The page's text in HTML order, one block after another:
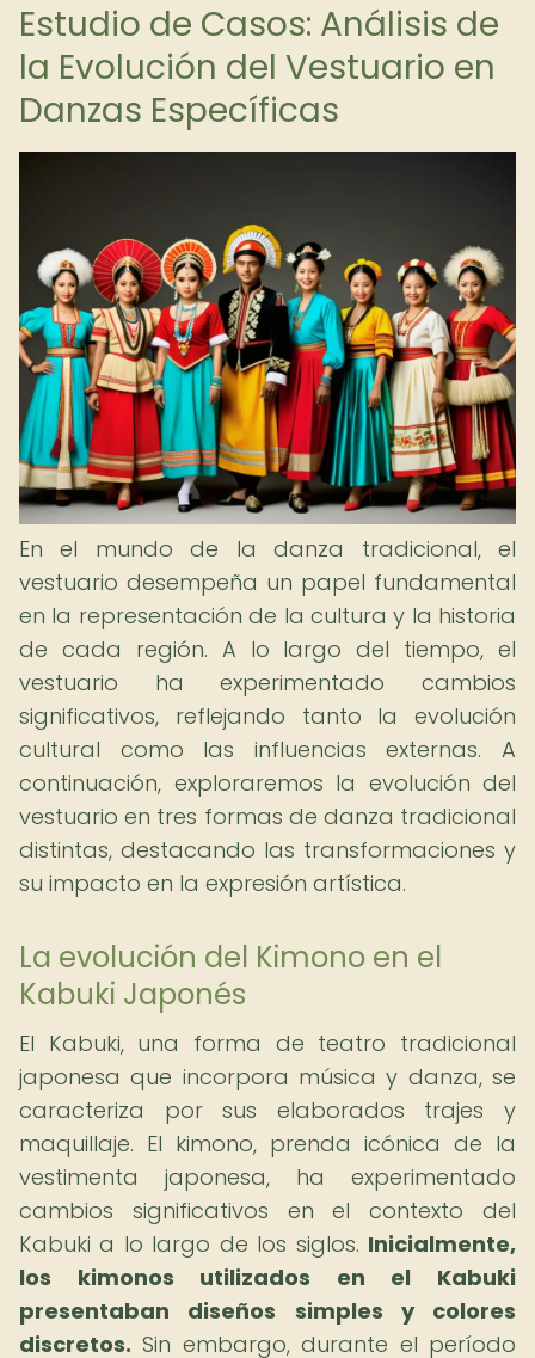
Estudio de Casos: Análisis de
la Evolución del Vestuario en
Danzas Específicas
En el mundo de la danza tradicional, el
vestuario desempeña un papel fundamental
en la representación de la cultura y la historia
de cada región. A lo largo del tiempo, el
vestuario ha experimentado cambios
significativos, reflejando tanto la evolución
cultural como las influencias externas. A
continuación, exploraremos la evolución del
vestuario en tres formas de danza tradicional
distintas, destacando las transformaciones y
su impacto en la expresión artística.
La evolución del Kimono en el
Kabuki Japonés
El Kabuki, una forma de teatro tradicional
japonesa que incorpora música y danza, se
caracteriza por sus elaborados trajes y
maquillaje. El kimono, prenda icónica de la
vestimenta japonesa, ha experimentado
cambios significativos en el contexto del
Kabuki a lo largo de los siglos. Inicialmente,
los kimonos utilizados en el Kabuki
presentaban diseños simples y colores
discretos. Sin embargo, durante el período